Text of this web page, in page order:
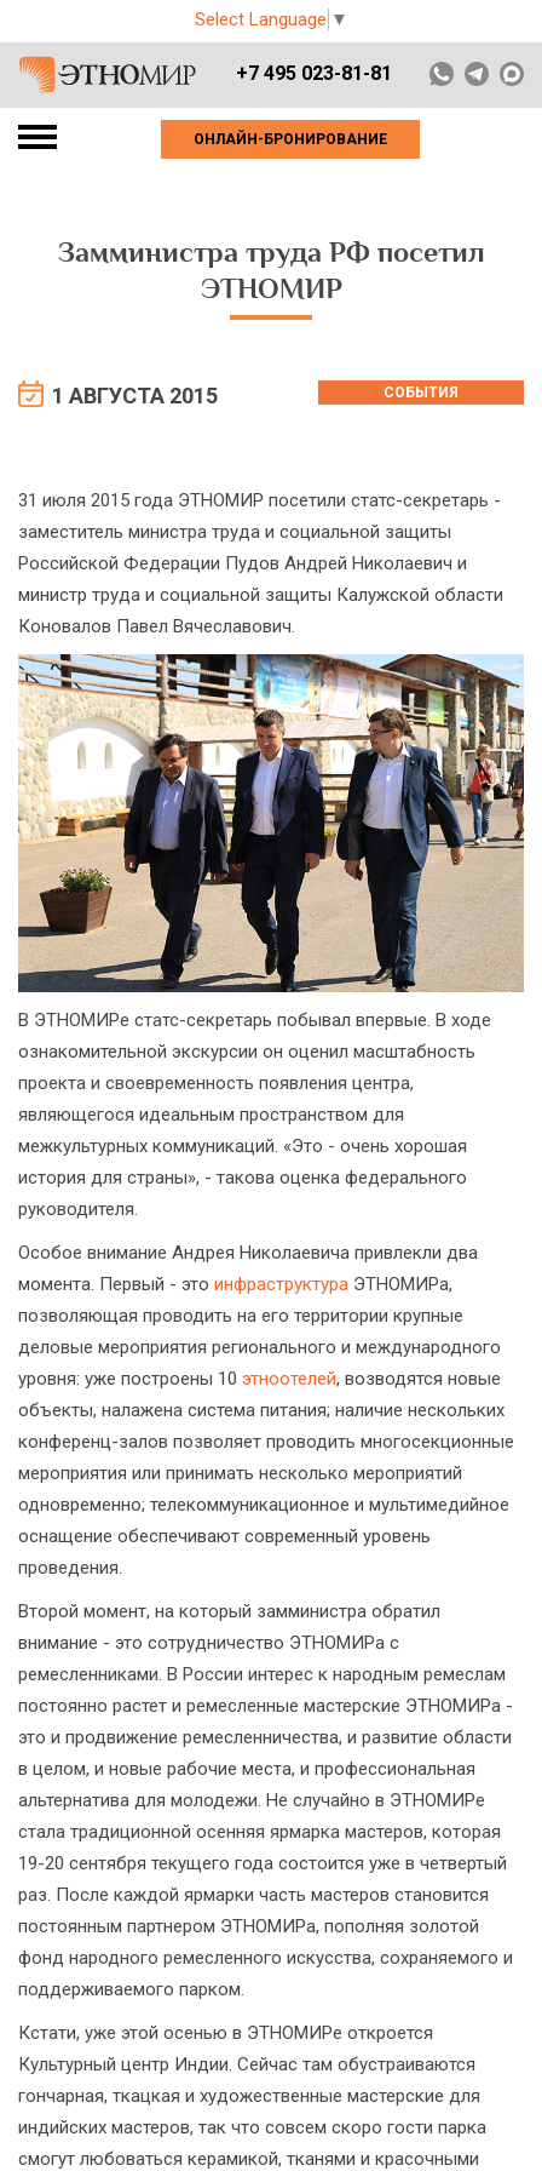
Select Language ▼
+7 495 023-81-81
ОНЛАЙН-БРОНИРОВАНИЕ
Замминистра труда РФ посетил
ЭТНОМИР
1 АВГУСТА 2015 СОБЫТИЯ
31 июля 2015 года ЭТНОМИР посетили статс-секретарь -
заместитель министра труда и социальной защиты
Российской Федерации Пудов Андрей Николаевич и
министр труда и социальной защиты Калужской области
Коновалов Павел Вячеславович.
В ЭТНОМИРе статс-секретарь побывал впервые. В ходе
ознакомительной экскурсии он оценил масштабность
проекта и своевременность появления центра,
являющегося идеальным пространством для
межкультурных коммуникаций. «Это - очень хорошая
история для страны», - такова оценка федерального
руководителя.
Особое внимание Андрея Николаевича привлекли два
момента. Первый - это инфраструктура ЭТНОМИРа,
позволяющая проводить на его территории крупные
деловые мероприятия регионального и международного
уровня: уже построены 10 этноотелей, возводятся новые
объекты, налажена система питания; наличие нескольких
конференц-залов позволяет проводить многосекционные
мероприятия или принимать несколько мероприятий
одновременно; телекоммуникационное и мультимедийное
оснащение обеспечивают современный уровень
проведения.
Второй момент, на который замминистра обратил
внимание - это сотрудничество ЭТНОМИРа с
ремесленниками. В России интерес к народным ремеслам
постоянно растет и ремесленные мастерские ЭТНОМИРа -
это и продвижение ремесленничества, и развитие области
в целом, и новые рабочие места, и профессиональная
альтернатива для молодежи. Не случайно в ЭТНОМИРе
стала традиционной осенняя ярмарка мастеров, которая
19-20 сентября текущего года состоится уже в четвертый
раз. После каждой ярмарки часть мастеров становится
постоянным партнером ЭТНОМИРа, пополняя золотой
фонд народного ремесленного искусства, сохраняемого и
поддерживаемого парком.
Кстати, уже этой осенью в ЭТНОМИРе откроется
Культурный центр Индии. Сейчас там обустраиваются
гончарная, ткацкая и художественные мастерские для
индийских мастеров, так что совсем скоро гости парка
смогут любоваться керамикой, тканями и красочными